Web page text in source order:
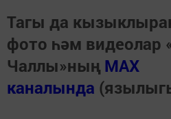
Тагы да
фото һәм видеолар
Чаллы»ның MAX
каналында